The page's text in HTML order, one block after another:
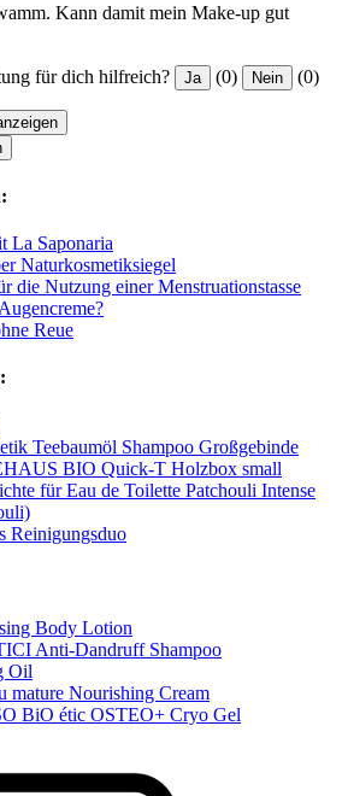
Kann damit mein Make-up gut
für dich hilfreich? Ja (0) Nein (0)
La Saponaria
Naturkosmetiksiegel
die Nutzung einer Menstruationstasse
Reue
Teebaumöl Shampoo Großgebinde
BIO Quick-T Holzbox small
für Eau de Toilette Patchouli Intense
Reinigungsduo
Body Lotion
Anti-Dandruff Shampoo
Oil
mature Nourishing Cream
BiO étic OSTEO+ Cryo Gel